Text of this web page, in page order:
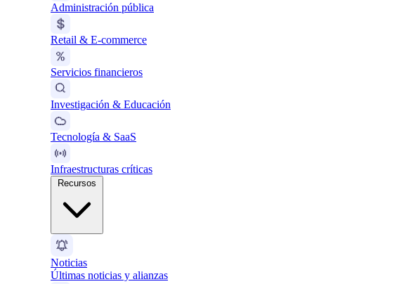
Administración pública
Retail & E-commerce
Servicios financieros
Investigación & Educación
Tecnología & SaaS
Infraestructuras críticas
Noticias
Últimas noticias y alianzas